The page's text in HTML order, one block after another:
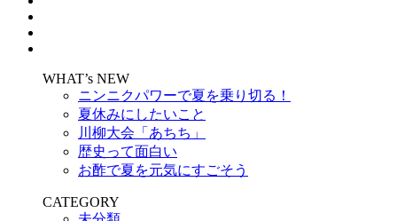
WHAT’s NEW
ニンニクパワーで夏を乗り切る！
夏休みにしたいこと
川柳大会「あちち」
歴史って面白い
お酢で夏を元気にすごそう
CATEGORY